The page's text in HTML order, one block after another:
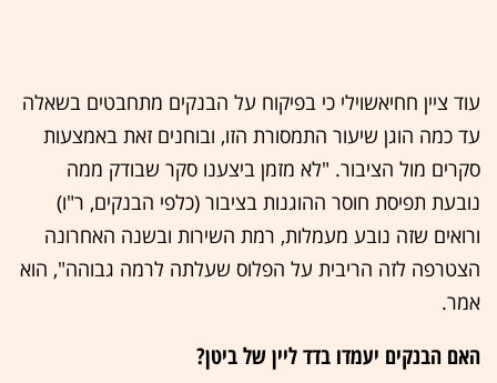
עוד ציין חחיאשוילי כי בפיקוח על הבנקים מתחבטים בשאלה
עד כמה הוגן שיעור התמסורת הזו, ובוחנים זאת באמצעות
סקרים מול הציבור. "לא מזמן ביצענו סקר שבודק ממה
נובעת תפיסת חוסר ההוגנות בציבור (כלפי הבנקים, ר"ו)
ורואים שזה נובע מעמלות, רמת השירות ובשנה האחרונה
הצטרפה לזה הריבית על הפלוס שעלתה לרמה גבוהה", הוא
אמר.
האם הבנקים יעמדו בדד ליין של ביטן?